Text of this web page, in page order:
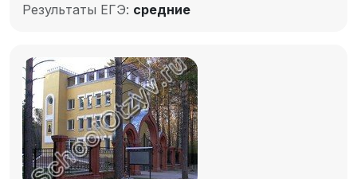
Результаты ЕГЭ: средние